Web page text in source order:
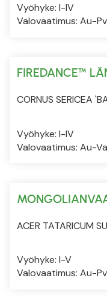
Vyöhyke: I-IV
Valovaatimus: Au-Pv
FIREDANCE™
CORNUS SERICEA
Vyöhyke: I-IV
Valovaatimus: Au-Va
ACER TATARICUM
Vyöhyke: I-V
Valovaatimus: Au-Pv